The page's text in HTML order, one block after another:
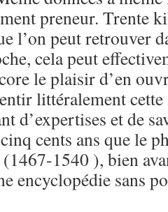
preneur. Trente
l’on peut retrouver
cela peut
le plaisir d’en
littéralement
d’expertises et de
cents ans que le
1540 ), bien
encyclopédie sans